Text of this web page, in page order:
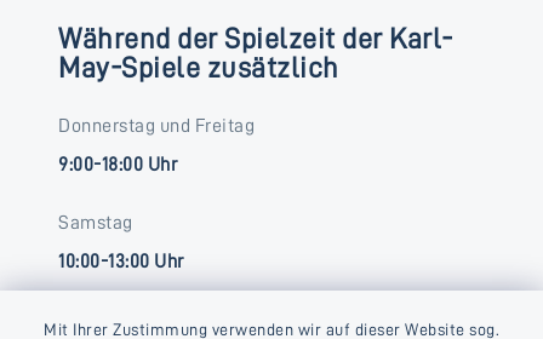
Mit Ihrer Zustimmung verwenden wir auf dieser Website sog.
Während der Spielzeit der Karl-
May-Spiele zusätzlich
Donnerstag und Freitag
9:00-18:00 Uhr
Samstag
10:00-13:00 Uhr